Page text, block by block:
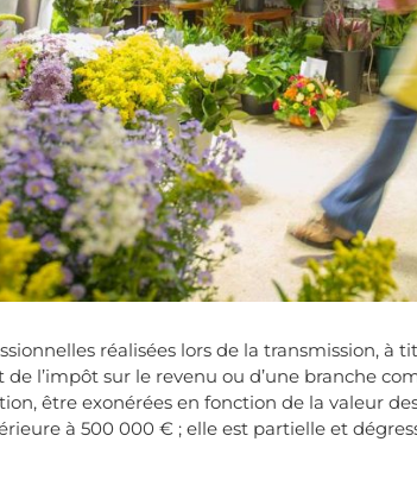
réalisées lors de la transmission, à
l’impôt sur le revenu ou d’une branche
être exonérées en fonction de la valeur
à 500 000 € ; elle est partielle et